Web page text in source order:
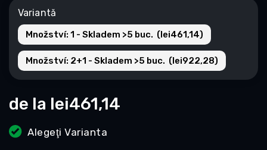
de la lei461,14
Alegeţi Varianta
Variantă
Množství: 1 - Skladem >5 buc. (lei461,14)
Množství: 2+1 - Skladem >5 buc. (lei922,28)